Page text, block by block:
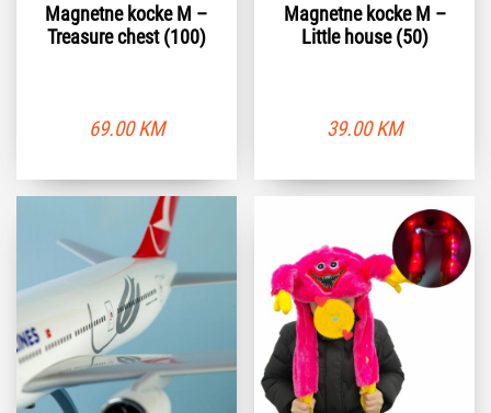
Magnetne kocke M –
Treasure chest (100)
69.00KM
Magnetne kocke M –
Little house (50)
39.00KM